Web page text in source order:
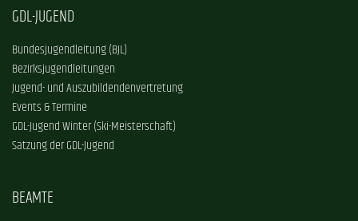
GDL-JUGEND
Bundesjugendleitung (BJL)
Bezirksjugendleitungen
Jugend- und Auszubildendenvertretung
Events & Termine
GDL-Jugend Winter (Ski-Meisterschaft)
Satzung der GDL-Jugend
BEAMTE